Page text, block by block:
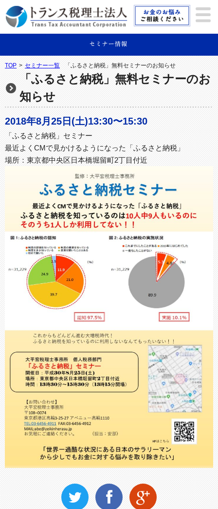
TOP > セミナー一覧 「ふるさと納税」無料セミナーのお知らせ
「ふるさと納税」無料セミナーのお
知らせ
2018年8月25日(土)13:30〜15:30
「ふるさと納税」セミナー
最近よくCMで見かけるようになった「ふるさと納税」
場所：東京都中央区日本橋堀留町2丁目付近